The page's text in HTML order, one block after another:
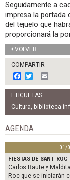
Seguidamente a
impresa la portada
del tejuelo que
proporcionará la
VOLVER
COMPARTIR
F
a
c
e
b
o
o
k
w
i
t
t
e
m
a
l
ETIQUETAS
Cultura, biblioteca
AGENDA
01/
FIESTAS DE SANT ROC
Carlos Baute y
Roc que se iniciarán